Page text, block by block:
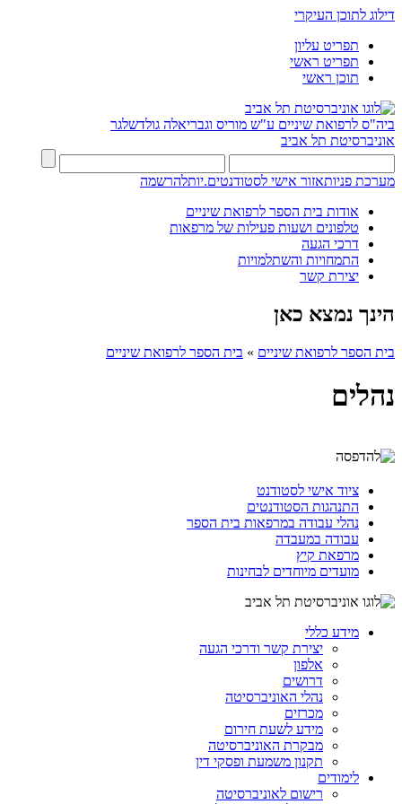
דילוג לתוכן העיקרי
תפריט עליון
תפריט ראשי
תוכן ראשי
ביה"ס לרפואת שיניים ע"ש מוריס וגבריאלה גולדשלגר
אוניברסיטת תל אביב
מערכת פניותאזור אישי לסטודנטים.יותלהרשמה
אודות בית הספר לרפואת שיניים
טלפונים ושעות פעילות של מרפאות
דרכי הגעה
התמחויות והשתלמויות
יצירת קשר
הינך נמצא כאן
בית הספר לרפואת שיניים » בית הספר לרפואת שיניים
נהלים
ציוד אישי לסטודנט
התנהגות הסטודנטים
נהלי עבודה במרפאות בית הספר
עבודה במעבדה
מרפאת קיץ
מועדים מיוחדים לבחינות
מידע כללי
יצירת קשר ודרכי הגעה
אלפון
דרושים
נהלי האוניברסיטה
מכרזים
מידע לשעת חירום
מבקרת האוניברסיטה
תקנון משמעת ופסקי דין
לימודים
רישום לאוניברסיטה